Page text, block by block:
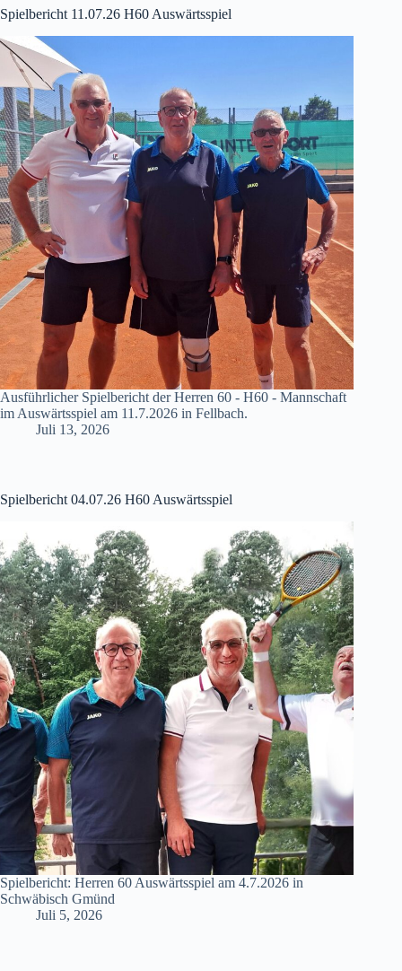
Spielbericht 11.07.26 H60 Auswärtsspiel
Ausführlicher Spielbericht der Herren 60 - H60 - Mannschaft
im Auswärtsspiel am 11.7.2026 in Fellbach.
Juli 13, 2026
Spielbericht 04.07.26 H60 Auswärtsspiel
Spielbericht: Herren 60 Auswärtsspiel am 4.7.2026 in
Schwäbisch Gmünd
Juli 5, 2026